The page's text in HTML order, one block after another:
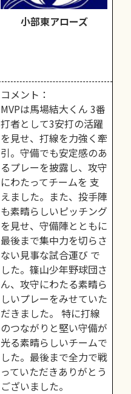
小部東アローズ
コメント：
MVPは馬場結大くん 3番
打者として3安打の活躍
を見せ、打線を力強く牽
引。守備でも安定感のあ
るプレーを披露し、攻守
にわたってチームを 支
えました。また、投手陣
も素晴らしいピッチング
を見せ、守備陣とともに
最後まで集中力を切らさ
ない見事な試合運び で
した。篠山少年野球団さ
ん、攻守にわたる素晴ら
しいプレーをみせていた
だきました。 特に打線
のつながりと堅い守備が
光る素晴らしいチームで
した。最後まで全力で戦
っていただきありがとう
ございました。